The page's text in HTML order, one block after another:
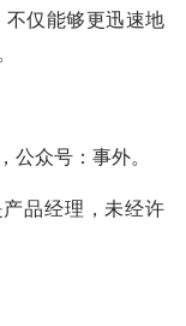
仅能够更迅速地
公众号：事外。
品经理，未经许